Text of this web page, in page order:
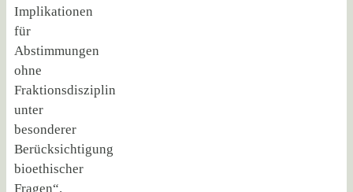
Implikationen
für
Abstimmungen
ohne
Fraktionsdisziplin
unter
besonderer
Berücksichtigung
bioethischer
Fragen“.